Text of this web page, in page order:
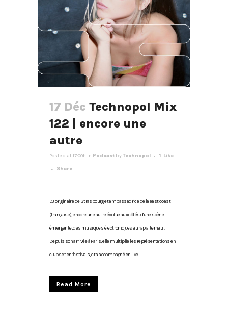
17 Déc Technopol Mix
122 | encore une
autre
Posted at 17:00h in Podcast byTechnopol 1 Like
Share
DJ originaire de Strasbourg et ambassadrice de la east coast
(française), encore une autre évolue aux côtés d'une scène
émergente, des musiques électroniques au rap alternatif.
Depuis son arrivée à Paris, elle multiplie les représentations en
clubs et en festivals, et a accompagné en live...
Read More